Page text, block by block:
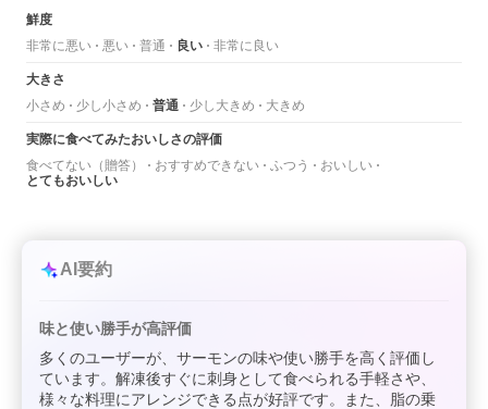
鮮度
非常に悪い
悪い 普通 良い 非常に良い
大きさ
小さめ
少し小さめ 普通 少し大きめ 大きめ
実際に食べてみたおいしさの評価
食べてない（贈答）
おすすめできない ふつう
おいしい
とてもおいしい
AI要約
味と使い勝手が高評価
多くのユーザーが、サーモンの味や使い勝手を高く評価し
ています。解凍後すぐに刺身として食べられる手軽さや、
様々な料理にアレンジできる点が好評です。また、脂の乗